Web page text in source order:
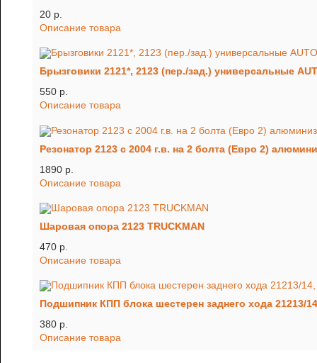
20 p.
Описание товара
Брызговики 2121*, 2123 (пер./зад.) универсальные
550 p.
Описание товара
Резонатор 2123 с 2004 г.в. на 2 болта (Евро 2)
1890 p.
Описание товара
Шаровая опора 2123 TRUCKMAN
470 p.
Описание товара
Подшипник КПП блока шестерен заднего хода 21213/
380 p.
Описание товара